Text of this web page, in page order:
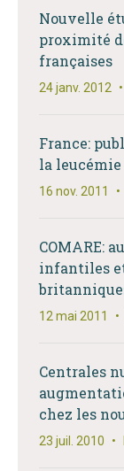
Nouvelle
proximité
françaises
24 janv. 2012 •
France:
la
16 nov. 2011 •
COMARE:
infantiles
12 mai 2011 •
Centrales
chez les
23 juil. 2010 •